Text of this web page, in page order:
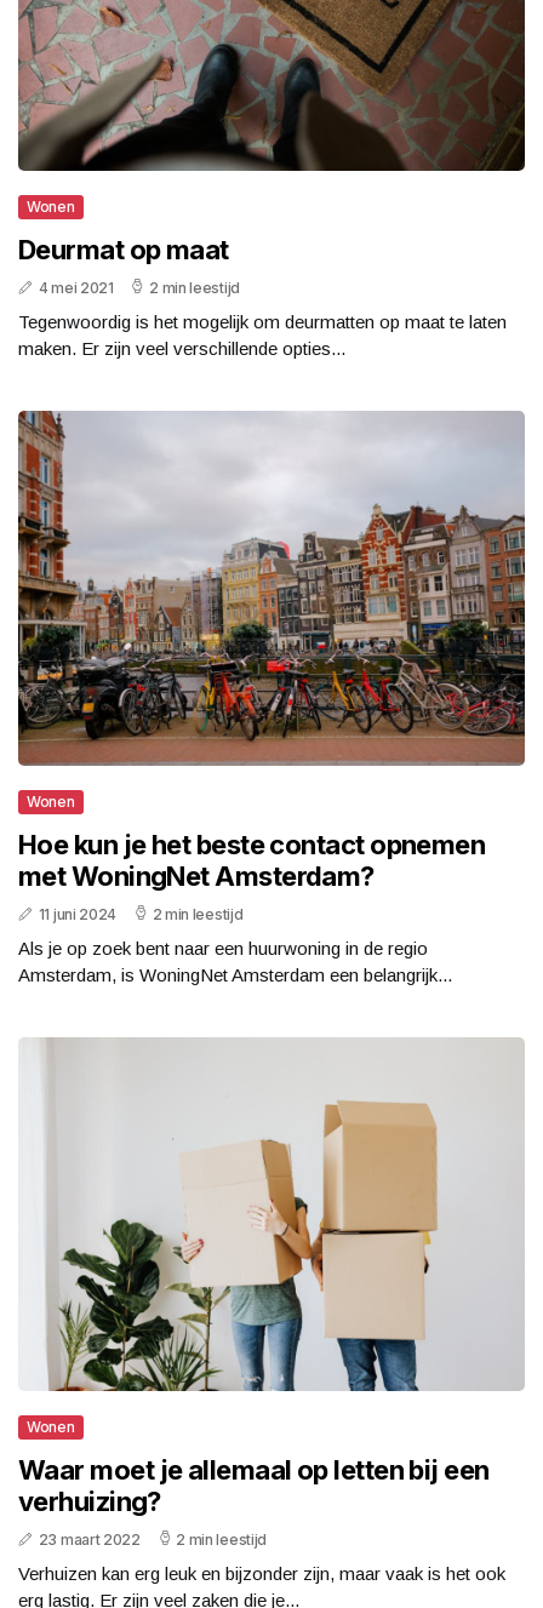
Wonen
Deurmat op maat
4 mei 2021 2 min leestijd
Tegenwoordig is het mogelijk om deurmatten op maat te laten
maken. Er zijn veel verschillende opties...
Wonen
Hoe kun je het beste contact opnemen
met WoningNet Amsterdam?
11 juni 2024 2 min leestijd
Als je op zoek bent naar een huurwoning in de regio
Amsterdam, is WoningNet Amsterdam een belangrijk...
Wonen
Waar moet je allemaal op letten bij een
verhuizing?
23 maart 2022 2 min leestijd
Verhuizen kan erg leuk en bijzonder zijn, maar vaak is het ook
erg lastig. Er zijn veel zaken die je...